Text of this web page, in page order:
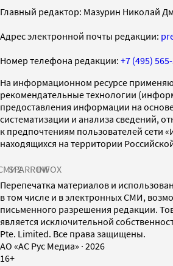
Главный редактор: Мазурин Николай
Адрес электронной почты редакции:
Номер телефона редакции: +7 (495)
На информационном ресурсе
рекомендательные технологии
предоставления информации на
систематизации и анализа сведений,
к предпочтениям пользователей сети
находящихся на территории
SPARROWINFOX
Перепечатка материалов и
в том числе и в электронных СМИ,
письменного разрешения редакции.
является исключительной
Pte. Limited. Все права защищены.
AO «АС Рус Медиа» · 2026
16+